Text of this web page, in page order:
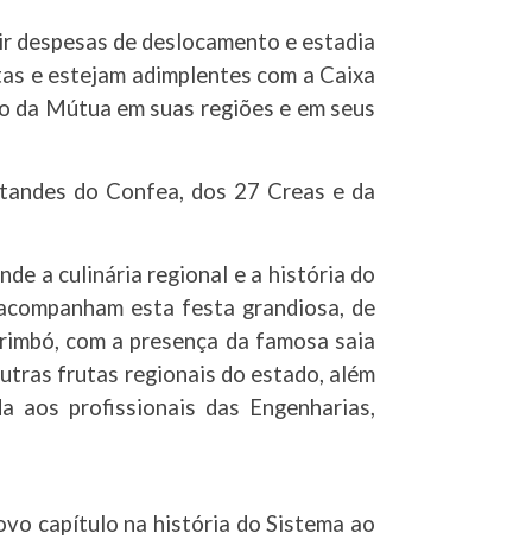
de deslocamento e estadia
e estejam adimplentes com a Caixa
Mútua em suas regiões e em seus
do Confea, dos 27 Creas e da
a culinária regional e a história do
esta festa grandiosa, de
com a presença da famosa saia
frutas regionais do estado, além
aos profissionais das Engenharias,
capítulo na história do Sistema ao